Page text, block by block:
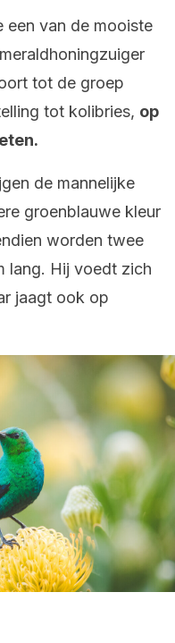
een van de mooiste
tot de groep
tot kolibries, op
de mannelijke
groenblauwe kleur
worden twee
lang. Hij voedt zich
jaagt ook op